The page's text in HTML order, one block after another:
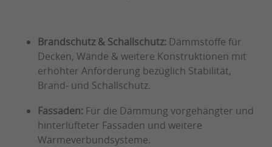
Brandschutz & Schallschutz: Dämmstoffe für
Decken, Wände & weitere Konstruktionen mit
erhöhter Anforderung bezüglich Stabilität,
Brand- und Schallschutz.
Fassaden: Für die Dämmung vorgehängter und
hinterlüfteter Fassaden und weitere
Wärmeverbundsysteme.